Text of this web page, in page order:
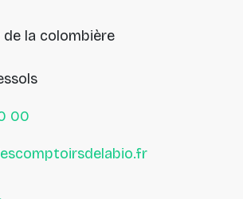
de la colombière
00